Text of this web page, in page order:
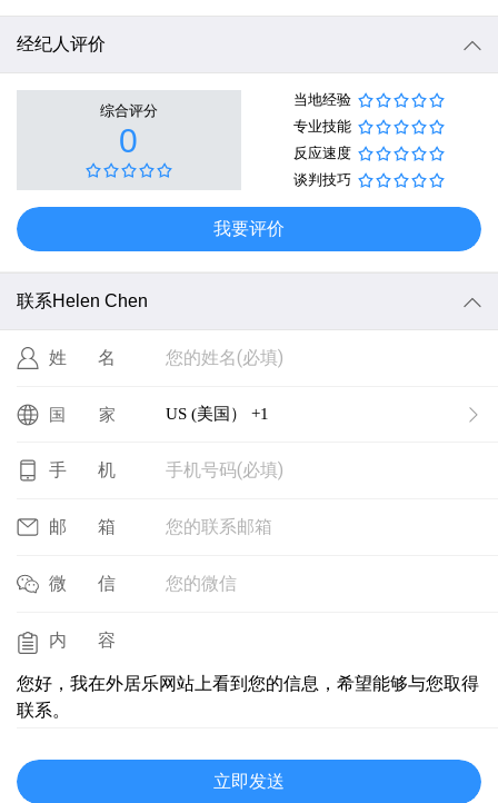
经纪人评价
综合评分
0
当地经验
专业技能
反应速度
谈判技巧
我要评价
联系Helen Chen
姓名 您的姓名(必填)
国家 US (美国） +1
手机 手机号码(必填)
邮箱 您的联系邮箱
微信 您的微信
内容
您好，我在外居乐网站上看到您的信息，希望能够与您取得
联系。
立即发送